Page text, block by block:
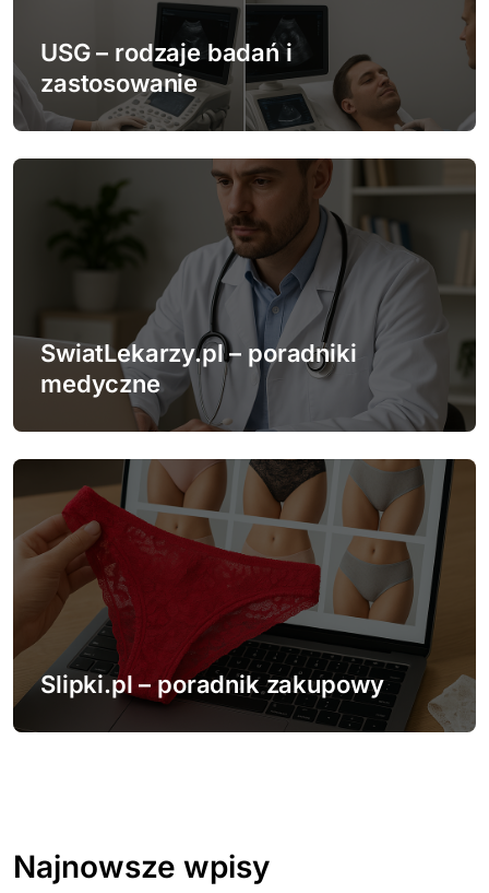
i
s
u
USG – rodzaje badań i
zastosowanie
SwiatLekarzy.pl – poradniki
medyczne
Slipki.pl – poradnik zakupowy
Najnowsze wpisy